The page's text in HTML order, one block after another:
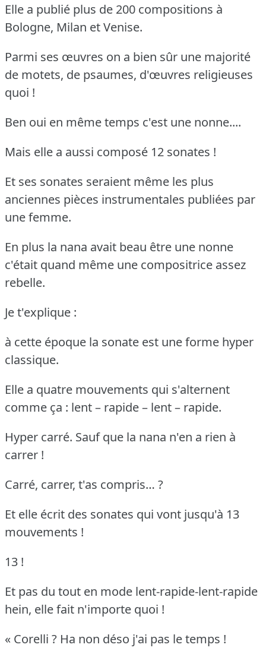
Elle a publié plus de 200 compositions à
Bologne, Milan et Venise.
Parmi ses œuvres on a bien sûr une majorité
de motets, de psaumes, d'œuvres religieuses
quoi !
Ben oui en même temps c'est une nonne....
Mais elle a aussi composé 12 sonates !
Et ses sonates seraient même les plus
anciennes pièces instrumentales publiées par
une femme.
En plus la nana avait beau être une nonne
c'était quand même une compositrice assez
rebelle.
Je t'explique :
à cette époque la sonate est une forme hyper
classique.
Elle a quatre mouvements qui s'alternent
comme ça : lent – rapide – lent – rapide.
Hyper carré. Sauf que la nana n'en a rien à
carrer !
Carré, carrer, t'as compris… ?
Et elle écrit des sonates qui vont jusqu'à 13
mouvements !
13 !
Et pas du tout en mode lent-rapide-lent-rapide
hein, elle fait n'importe quoi !
« Corelli ? Ha non déso j'ai pas le temps !